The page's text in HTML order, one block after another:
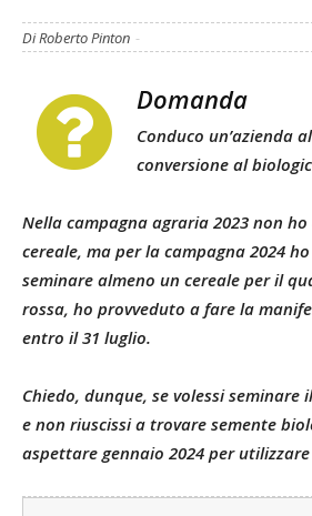
Di Roberto Pinton -
Domanda
Conduco un’azienda
conversione al
Nella campagna agraria 2023 non
cereale, ma per la campagna 2024
seminare almeno un cereale per il
rossa, ho provveduto a fare la
entro il 31 luglio.
Chiedo, dunque, se volessi seminare
e non riuscissi a trovare semente
aspettare gennaio 2024 per